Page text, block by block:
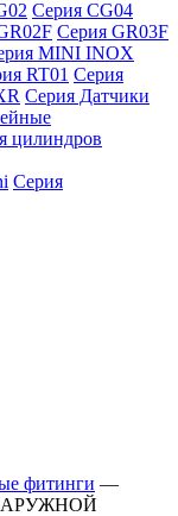
Серия CG04
Серия GR03F
MINI INOX
RT01 Серия
Серия Датчики
цилиндров
Серия
фитинги —